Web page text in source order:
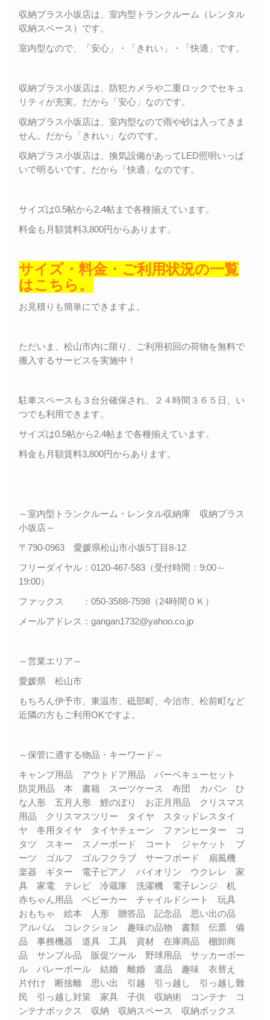
収納プラス小坂店は、室内型トランクルーム（レンタル
収納スペース）です。
室内型なので、「安心」・「きれい」・「快適」です。
収納プラス小坂店は、防犯カメラや二重ロックでセキュ
リティが充実。だから「安心」なのです。
収納プラス小坂店は、室内型なので雨や砂は入ってきま
せん。だから「きれい」なのです。
収納プラス小坂店は、換気設備があってLED照明いっぱ
いで明るいです。だから「快適」なのです。
サイズは0.5帖から2.4帖まで各種揃えています。
料金も月額賃料3,800円からあります。
サイズ・料金・ご利用状況の一覧
はこちら。
お見積りも簡単にできますよ。
ただいま、松山市内に限り、ご利用初回の荷物を無料で
搬入するサービスを実施中！
駐車スペースも３台分確保され、２４時間３６５日、い
つでも利用できます。
サイズは0.5帖から2.4帖まで各種揃えています。
料金も月額賃料3,800円からあります。
～室内型トランクルーム・レンタル収納庫 収納プラス
小坂店～
〒790-0963 愛媛県松山市小坂5丁目8-12
フリーダイヤル：0120-467-583（受付時間：9:00～
19:00）
ファックス ：050-3588-7598（24時間ＯＫ）
メールアドレス：gangan1732@yahoo.co.jp
～営業エリア～
愛媛県 松山市
もちろん伊予市、東温市、砥部町、今治市、松前町など
近隣の方もご利用OKですよ。
～保管に適する物品・キーワード～
キャンプ用品 アウトドア用品 バーベキューセット
防災用品 本 書籍 スーツケース 布団 カバン ひ
な人形 五月人形 鯉のぼり お正月用品 クリスマス
用品 クリスマスツリー タイヤ スタッドレスタイ
ヤ 冬用タイヤ タイヤチェーン ファンヒーター コ
タツ スキー スノーボード コート ジャケット ブ
ーツ ゴルフ ゴルフクラブ サーフボード 扇風機
楽器 ギター 電子ピアノ バイオリン ウクレレ 家
具 家電 テレビ 冷蔵庫 洗濯機 電子レンジ 机
赤ちゃん用品 ベビーカー チャイルドシート 玩具
おもちゃ 絵本 人形 贈答品 記念品 思い出の品
アルバム コレクション 趣味の品物 書類 伝票 備
品 事務機器 道具 工具 資材 在庫商品 棚卸商
品 サンプル品 販促ツール 野球用品 サッカーボー
ル バレーボール 結婚 離婚 遺品 趣味 衣替え
片付け 断捨離 思い出 引越 引っ越し 引っ越し難
民 引っ越し対策 家具 子供 収納術 コンテナ コ
ンテナボックス 収納 収納スペース 収納ボックス